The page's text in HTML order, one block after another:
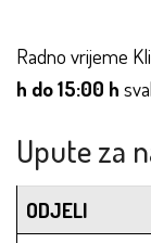
Radno vrijeme
h do 15:00 h
Upute za
ODJELI